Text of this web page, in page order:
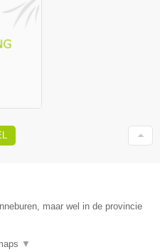
maar wel in de provincie
▼